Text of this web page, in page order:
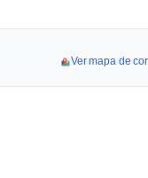
Ver mapa de